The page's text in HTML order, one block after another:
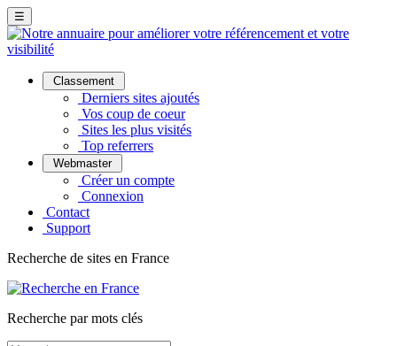
☰
Classement
Derniers sites ajoutés
Vos coup de coeur
Sites les plus visités
Top referrers
Webmaster
Créer un compte
Connexion
Contact
Support
Recherche de sites en France
Recherche par mots clés